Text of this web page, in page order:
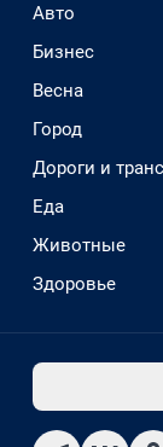
Авто
Бизнес
Весна
Город
Дороги и
Еда
Животные
Здоровье